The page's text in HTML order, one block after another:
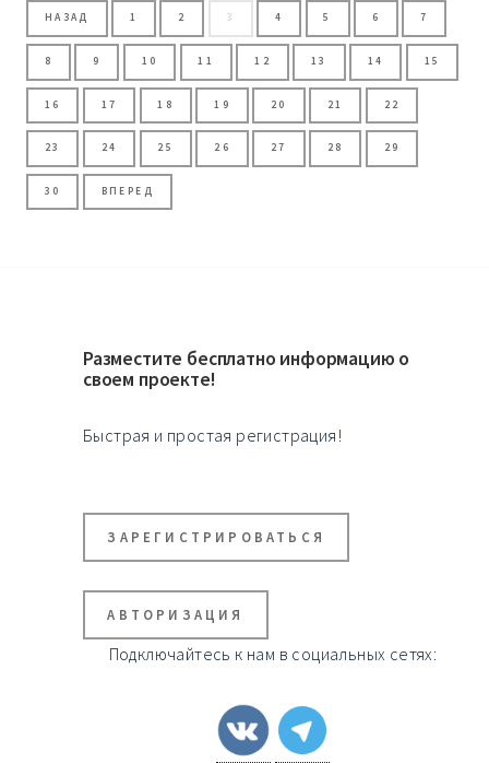
НАЗАД 1 2 3 4 5 6 7
8 9 10 11 12 13 14 15
16 17 18 19 20 21 22
23 24 25 26 27 28 29
30 ВПЕРЕД
Разместите бесплатно информацию о
своем проекте!
Быстрая и простая регистрация!
ЗАРЕГИСТРИРОВАТЬСЯ
АВТОРИЗАЦИЯ
Подключайтесь к нам в социальных сетях: